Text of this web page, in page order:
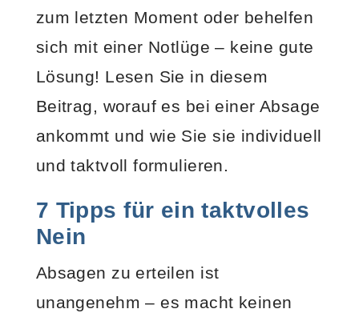
zum letzten Moment oder behelfen
sich mit einer Notlüge – keine gute
Lösung! Lesen Sie in diesem
Beitrag, worauf es bei einer Absage
ankommt und wie Sie sie individuell
und taktvoll formulieren.
7 Tipps für ein taktvolles
Nein
Absagen zu erteilen ist
unangenehm – es macht keinen